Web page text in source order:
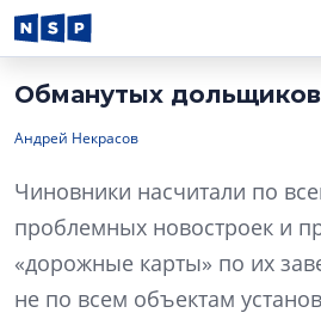
Обманутых
Андрей Некрасов
Чиновники насчитали по
проблемных новостроек и
«дорожные карты» по их
не по всем объектам